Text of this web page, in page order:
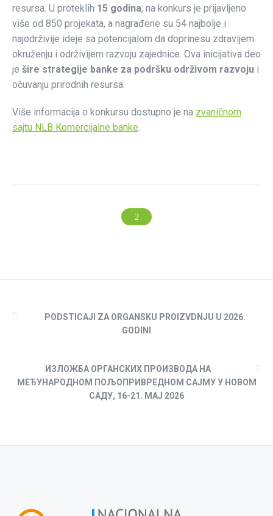
resursa. U proteklih 15 godina, na konkurs je prijavljeno
više od 850 projekata, a nagrađene su 54 najbolje i
najodrživije ideje sa potencijalom da doprinesu zdravijem
okruženju i održivijem razvoju zajednice. Ova inicijativa deo
je šire strategije banke za podršku održivom razvoju i
očuvanju prirodnih resursa.
Više informacija o konkursu dostupno je na zvaničnom
sajtu NLB Komercijalne banke.
PODSTICAJI ZA ORGANSKU PROIZVDNJU U 2026.
GODINI
ИЗЛОЖБА ОРГАНСКИХ ПРОИЗВОДА НА
МЕЂУНАРОДНОМ ПОЉОПРИВРЕДНОМ САЈМУ У НОВОМ
САДУ, 16-21. МАЈ 2026